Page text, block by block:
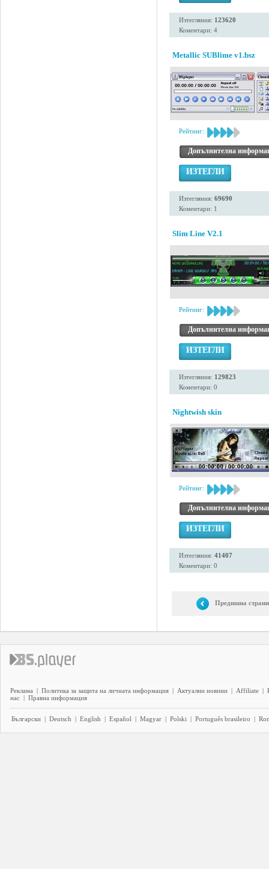
Изтегляния: 123620
Коментари: 4
Metallic SUBlime v1.bsz
Рейтинг:
Допълнителна
ИЗТЕГЛИ
Изтегляния: 69690
Коментари: 1
Slim Line V2.1
Рейтинг:
Допълнителна
ИЗТЕГЛИ
Изтегляния: 129823
Коментари: 0
Nightwish skin
Рейтинг:
Допълнителна
ИЗТЕГЛИ
Изтегляния: 41407
Коментари: 0
Предишна
Реклама | Политика за защита на личната информация | Актуални новини | Affiliate |
нас | Правна информация
Български | Deutsch | English | Español | Magyar | Polski | Português brasileiro |